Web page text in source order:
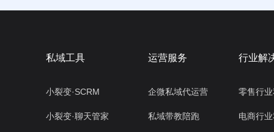
私域工具
小裂变·SCRM
小裂变·聊天管家
运营服务
企微私域代运营
私域带教陪跑
行业解
零售行
电商行